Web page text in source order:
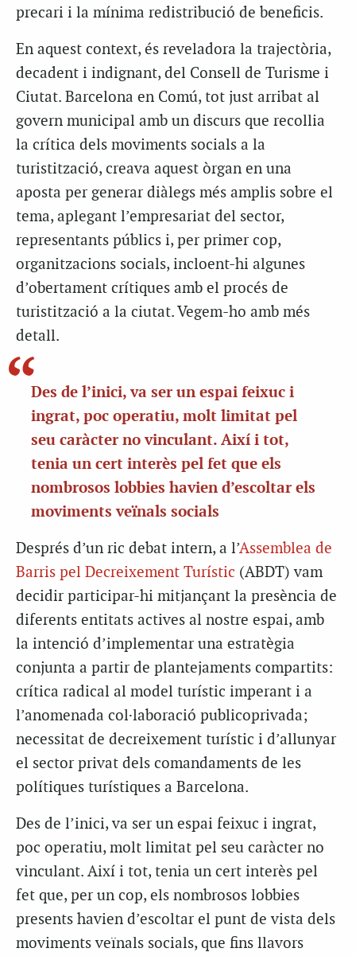
precari i la mínima redistribució de beneficis.
En aquest context, és reveladora la trajectòria,
decadent i indignant, del Consell de Turisme i
Ciutat. Barcelona en Comú, tot just arribat al
govern municipal amb un discurs que recollia
la crítica dels moviments socials a la
turistització, creava aquest òrgan en una
aposta per generar diàlegs més amplis sobre el
tema, aplegant l’empresariat del sector,
representants públics i, per primer cop,
organitzacions socials, incloent-hi algunes
d’obertament crítiques amb el procés de
turistització a la ciutat. Vegem-ho amb més
detall.
Des de l’inici, va ser un espai feixuc i
ingrat, poc operatiu, molt limitat pel
seu caràcter no vinculant. Així i tot,
tenia un cert interès pel fet que els
nombrosos lobbies havien d’escoltar els
moviments veïnals socials
Després d’un ric debat intern, a l’Assemblea de
Barris pel Decreixement Turístic (ABDT) vam
decidir participar-hi mitjançant la presència de
diferents entitats actives al nostre espai, amb
la intenció d’implementar una estratègia
conjunta a partir de plantejaments compartits:
crítica radical al model turístic imperant i a
l’anomenada col·laboració publicoprivada;
necessitat de decreixement turístic i d’allunyar
el sector privat dels comandaments de les
polítiques turístiques a Barcelona.
Des de l’inici, va ser un espai feixuc i ingrat,
poc operatiu, molt limitat pel seu caràcter no
vinculant. Així i tot, tenia un cert interès pel
fet que, per un cop, els nombrosos lobbies
presents havien d’escoltar el punt de vista dels
moviments veïnals socials, que fins llavors